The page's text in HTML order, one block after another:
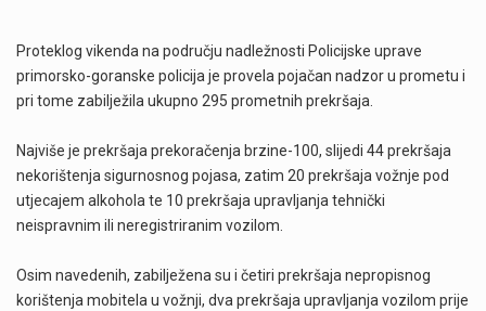
Proteklog vikenda na području nadležnosti Policijske uprave
primorsko-goranske policija je provela pojačan nadzor u prometu i
pri tome zabilježila ukupno 295 prometnih prekršaja.
Najviše je prekršaja prekoračenja brzine-100, slijedi 44 prekršaja
nekorištenja sigurnosnog pojasa, zatim 20 prekršaja vožnje pod
utjecajem alkohola te 10 prekršaja upravljanja tehnički
neispravnim ili neregistriranim vozilom.
Osim navedenih, zabilježena su i četiri prekršaja nepropisnog
korištenja mobitela u vožnji, dva prekršaja upravljanja vozilom prije